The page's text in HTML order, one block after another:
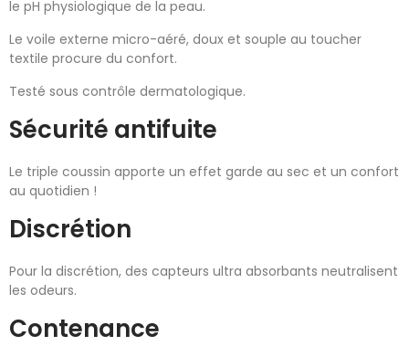
le pH physiologique de la peau.
Le voile externe micro-aéré, doux et souple au toucher
textile procure du confort.
Testé sous contrôle dermatologique.
Sécurité antifuite
Le triple coussin apporte un effet garde au sec et un confort
au quotidien !
Discrétion
Pour la discrétion, des capteurs ultra absorbants neutralisent
les odeurs.
Contenance